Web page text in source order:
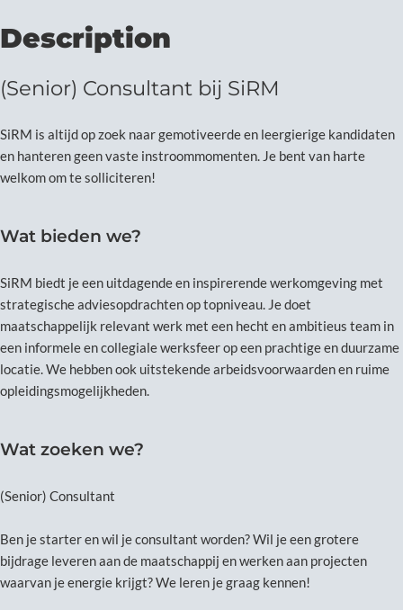
Description
(Senior) Consultant bij SiRM
SiRM is altijd op zoek naar gemotiveerde en leergierige kandidaten
en hanteren geen vaste instroommomenten. Je bent van harte
welkom om te solliciteren!
Wat bieden we?
SiRM biedt je een uitdagende en inspirerende werkomgeving met
strategische adviesopdrachten op topniveau. Je doet
maatschappelijk relevant werk met een hecht en ambitieus team in
een informele en collegiale werksfeer op een prachtige en duurzame
locatie. We hebben ook uitstekende arbeidsvoorwaarden en ruime
opleidingsmogelijkheden.
Wat zoeken we?
(Senior) Consultant
Ben je starter en wil je consultant worden? Wil je een grotere
bijdrage leveren aan de maatschappij en werken aan projecten
waarvan je energie krijgt? We leren je graag kennen!